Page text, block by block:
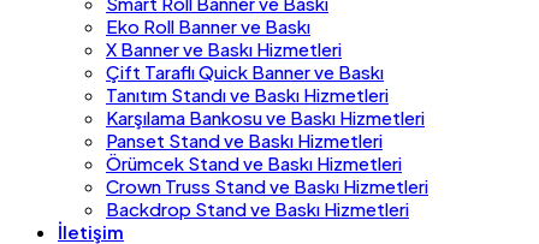
Eko Roll Banner ve Baskı
X Banner ve Baskı Hizmetleri
Çift Taraflı Quick Banner ve Baskı
Tanıtım Standı ve Baskı Hizmetleri
Karşılama Bankosu ve Baskı Hizmetleri
Panset Stand ve Baskı Hizmetleri
Örümcek Stand ve Baskı Hizmetleri
Crown Truss Stand ve Baskı Hizmetleri
Backdrop Stand ve Baskı Hizmetleri
İletişim